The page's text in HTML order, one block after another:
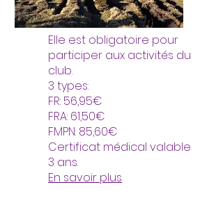
Elle est obligatoire pour
participer aux activités du
club.
3 types:
FR: 56,95€
FRA: 61,50€
FMPN: 85,60€
Certificat médical valable
3 ans.
En savoir plus